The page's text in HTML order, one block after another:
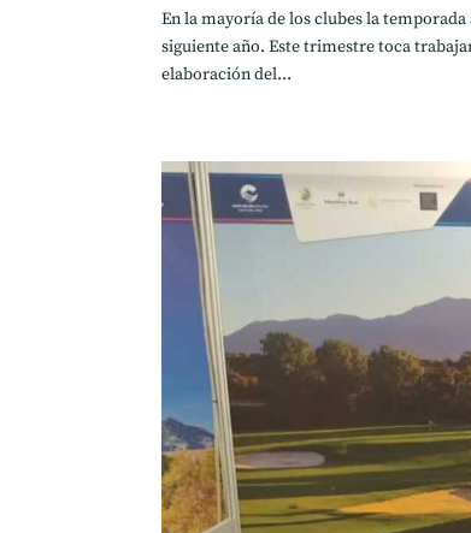
En la mayoría de los clubes la
siguiente año. Este trimestre toca
elaboración del...